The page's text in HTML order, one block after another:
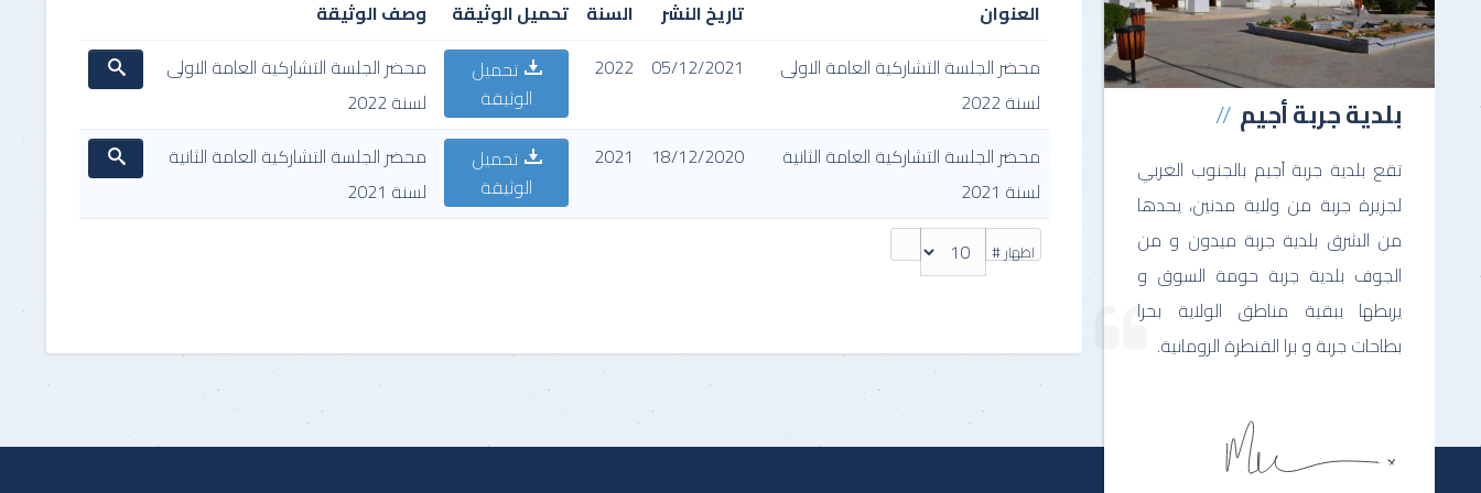
طلب التظلم لدى رئيس الهيكل
العنوان تاريخ النشر السنة تحميل الوثيقة وصف الوثيقة
اظهار #
محضر الجلسة التشاركية العامة الاولى
لسنة 2022
05/12/2021
2022
تحميل
الوثيقة
محضر الجلسة التشاركية العامة الاولى
لسنة 2022
محضر الجلسة التشاركية العامة الثانية
لسنة 2021
18/12/2020
2021
تحميل
الوثيقة
محضر الجلسة التشاركية العامة الثانية
لسنة 2021
بلدية جربة أجيم
تقع بلدية جربة آجيم بالجنوب الغربي
لجزيرة جربة من ولاية مدنين، يحدها
من الشرق بلدية جربة ميدون و من
الجوف بلدية جربة حومة السوق و
يربطها ببقية مناطق الولاية بحرا
بطاحات جربة و برا القنطرة الرومانية.